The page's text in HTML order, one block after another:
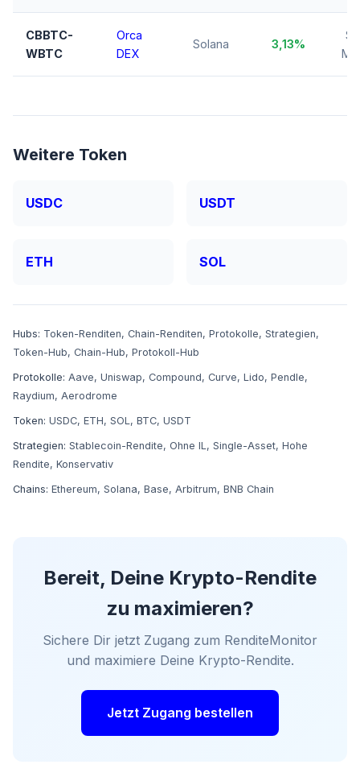
CBBTC-
WBTC
Orca
DEX
Solana 3,13%
Weitere Token
USDC USDT
ETH SOL
Hubs: Token-Renditen, Chain-Renditen, Protokolle, Strategien,
Token-Hub, Chain-Hub, Protokoll-Hub
Protokolle: Aave, Uniswap, Compound, Curve, Lido, Pendle,
Raydium, Aerodrome
Token: USDC, ETH, SOL, BTC, USDT
Strategien: Stablecoin-Rendite, Ohne IL, Single-Asset, Hohe
Rendite, Konservativ
Chains: Ethereum, Solana, Base, Arbitrum, BNB Chain
Bereit, Deine Krypto-Rendite
zu maximieren?
Sichere Dir jetzt Zugang zum RenditeMonitor
und maximiere Deine Krypto-Rendite.
Jetzt Zugang bestellen